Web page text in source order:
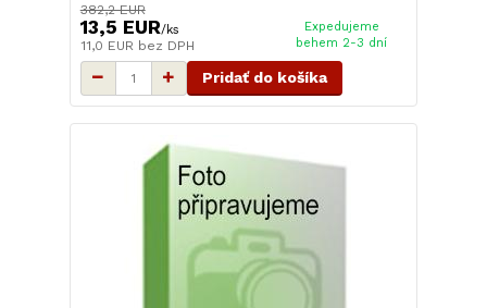
382,2 EUR
13,5 EUR/ks
11,0 EUR bez DPH
Expedujeme
behem 2-3 dní
Pridať do košíka